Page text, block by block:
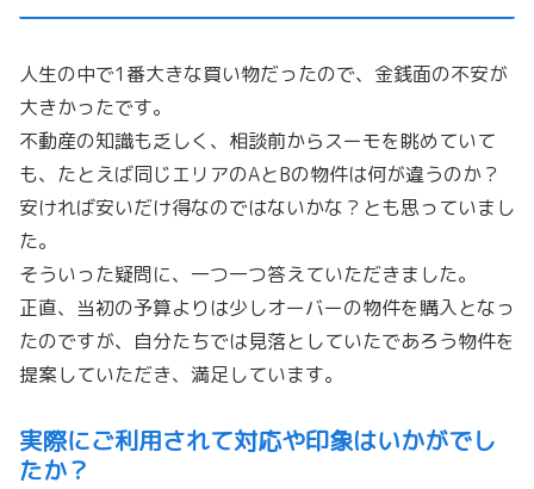
人生の中で1番大きな買い物だったので、 金銭面の不安が
大きかったです。
不動産の知識も乏しく、相談前からスーモを眺めていて
も、 たとえば同じエリアのAとBの物件は何が違うのか？
安ければ安いだけ得なのではないかな？とも思っていまし
た。
そういった疑問に、一つ一つ答えていただきました。
正直、 当初の予算よりは少しオーバーの物件を購入となっ
たのですが、 自分たちでは見落としていたであろう物件を
提案していただき、 満足しています。
実際にご利用されて対応や印象はいかがでし
たか？